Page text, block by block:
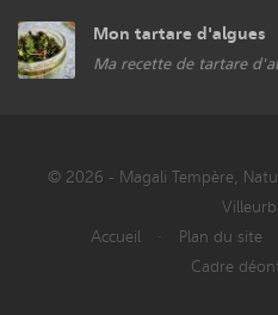
Mon tartare d'algues
Ma recette de tartare
© 2026 - Magali Tempère,
Accueil
· Plan du site
Cadre